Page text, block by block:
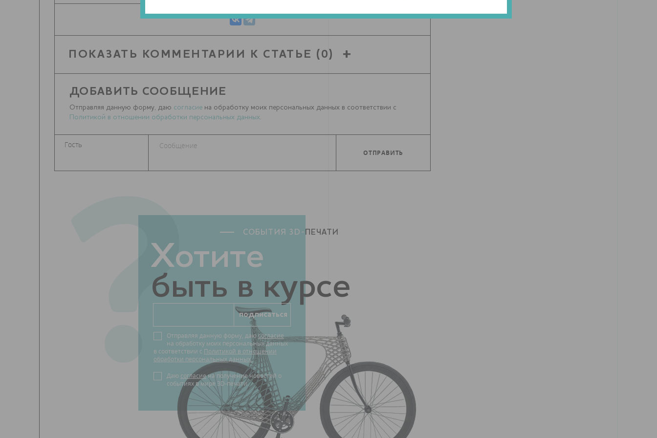
ПОКАЗАТЬ КОММЕНТАРИИ К СТАТЬЕ (0)
ДОБАВИТЬ СООБЩЕНИЕ
Отправляя данную форму, даю согласие на обработку моих персональных данных в соответствии с
Политикой в отношении обработки персональных данных.
?
Хотите
быть в курсе
СОБЫТИЯ 3D- ПЕЧАТИ
Отправляя данную форму, даюсогласие
на обработку моих персональных данных
в соответствии с Политикой в отношении
обработки персональных данных.
Даю согласиена получение новостей о
событиях в мире 3D-печати.